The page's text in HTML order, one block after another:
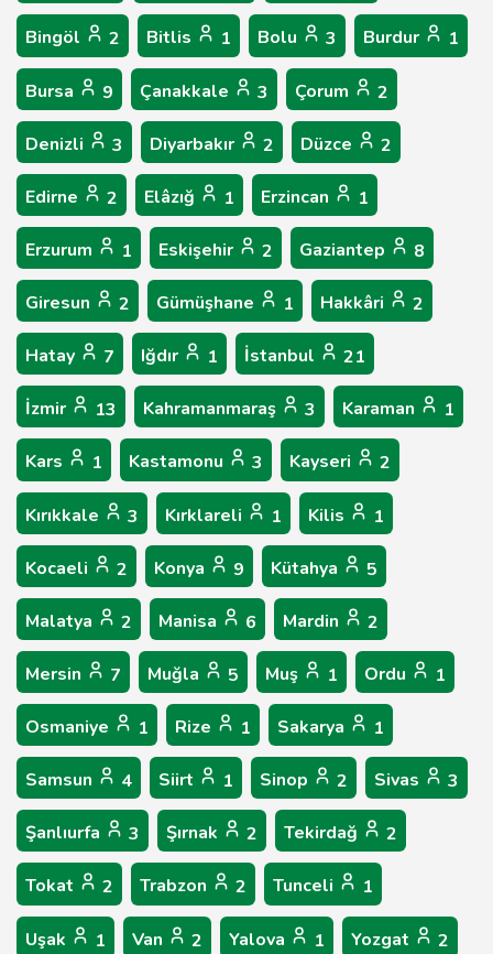
Bingöl 2 Bitlis 1 Bolu 3 Burdur 1
Bursa 9 Çanakkale 3 Çorum 2
Denizli 3 Diyarbakır 2 Düzce 2
Edirne 2 Elâzığ 1 Erzincan 1
Erzurum 1 Eskişehir 2 Gaziantep 8
Giresun 2 Gümüşhane 1 Hakkâri 2
Hatay 7 Iğdır 1 İstanbul 21
İzmir 13 Kahramanmaraş 3 Karaman 1
Kars 1 Kastamonu 3 Kayseri 2
Kırıkkale 3 Kırklareli 1 Kilis 1
Kocaeli 2 Konya 9 Kütahya 5
Malatya 2 Manisa 6 Mardin 2
Mersin 7 Muğla 5 Muş 1 Ordu 1
Osmaniye 1 Rize 1 Sakarya 1
Samsun 4 Siirt 1 Sinop 2 Sivas 3
Şanlıurfa 3 Şırnak 2 Tekirdağ 2
Tokat 2 Trabzon 2 Tunceli 1
Uşak 1 Van 2 Yalova 1 Yozgat 2